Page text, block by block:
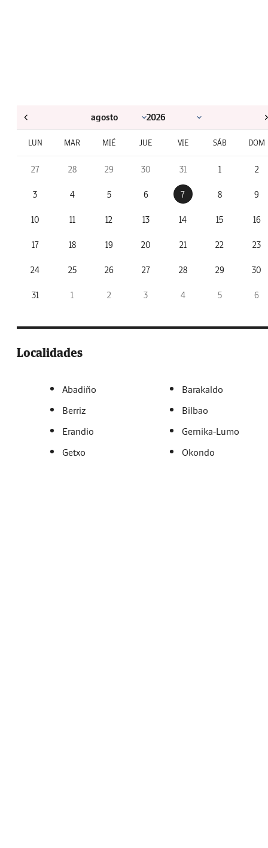
LUN MAR MIÉ JUE VIE SÁB DOM
27 28 29 30 31 1 2
3 4 5 6 7 8 9
10 11 12 13 14 15 16
17 18 19 20 21 22 23
24 25 26 27 28 29 30
31 1 2 3 4 5 6
Localidades
Abadiño
Barakaldo
Berriz
Bilbao
Erandio
Gernika-Lumo
Getxo
Okondo